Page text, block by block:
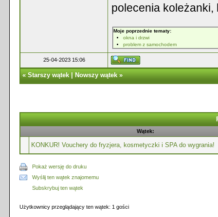
polecenia koleżanki,
Moje poprzednie tematy:
okna i drzwi
problem z samochodem
25-04-2023 15:06
«Starszy wątek|Nowszy wątek»
Wątek:
KONKUR! Vouchery do fryzjera, kosmetyczki i SPA do wygrania!
Pokaż wersję do druku
Wyślij ten wątek znajomemu
Subskrybuj ten wątek
Użytkownicy przeglądający ten wątek: 1 gości